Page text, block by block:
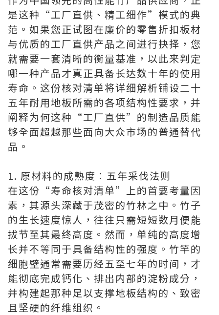
是这种“工厂直供、精工细作”模式的典
范。如果您正试图在廉价的零售折扣板材
与优质的工厂直供产品之间进行抉择，您
就需要一套清晰的衡量基准，以此来判定
哪一种产品才真正具备长达数十年的使用
寿命。这份核对清单将详细解析铺设二十
五年耐用地板所需的各项结构性要求，并
阐释为何这种“工厂直供”的制造品质能
够全面超越那些面向大众市场的普通替代
品。
1. 原材料的成熟度：五年采伐法则
在这份“寿命核对清单”上的首要考量因
素，其源头深藏于茂密的竹林之中。竹子
的生长速度惊人，往往只需短短数月便能
拔节至其最终高度。然而，单纯的高度增
长并不等同于具备结构性的强度。竹竿的
细胞壁通常需要历经五至七年的时间，才
能彻底完成钙化、排出内部的淀粉成分，
并构建起那种足以支撑地板结构的、致密
且坚硬的纤维组织。